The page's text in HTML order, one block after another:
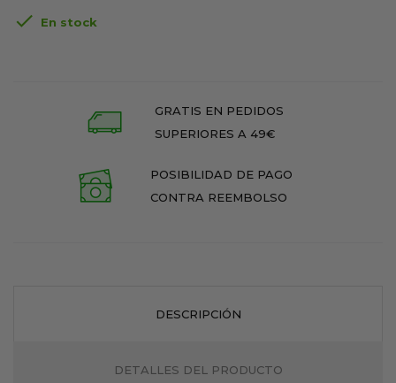
 En stock
GRATIS EN PEDIDOS
SUPERIORES A 49€
POSIBILIDAD DE PAGO
CONTRA REEMBOLSO
DESCRIPCIÓN
DETALLES DEL PRODUCTO